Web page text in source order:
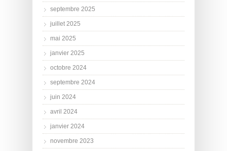
septembre 2025
juillet 2025
mai 2025
janvier 2025
octobre 2024
septembre 2024
juin 2024
avril 2024
janvier 2024
novembre 2023